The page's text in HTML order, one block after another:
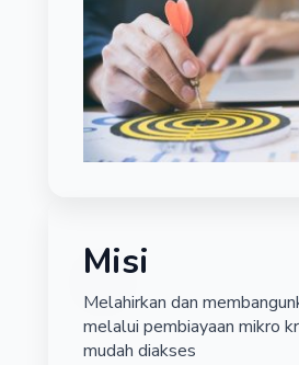
Misi
Melahirkan dan
melalui pembiayaan mikro
mudah diakses